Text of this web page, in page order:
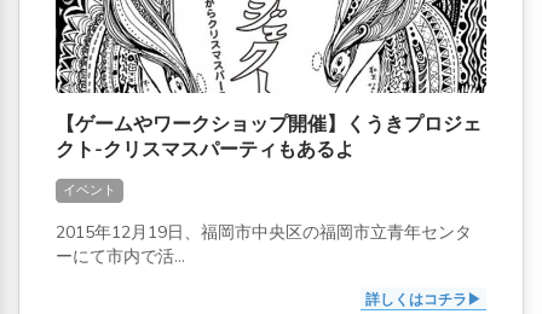
【ゲームやワークショップ開催】くうきプロジェ
クト-クリスマスパーティもあるよ
イベント
2015年12月19日、福岡市中央区の福岡市立青年センタ
ーにて市内で活...
詳しくはコチラ